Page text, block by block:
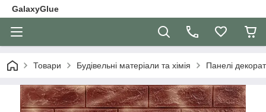
GalaxyGlue
Товари Будівельні матеріали та хімія Панелі